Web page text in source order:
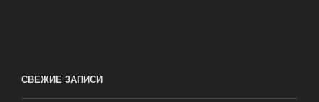
СВЕЖИЕ ЗАПИСИ